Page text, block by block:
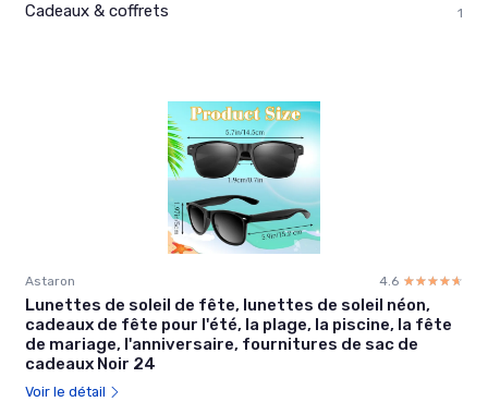
Cadeaux & coffrets 1
Astaron 4.6 ☆☆☆☆☆
★★★★★
Lunettes de soleil de fête, lunettes de soleil néon,
cadeaux de fête pour l'été, la plage, la piscine, la fête
de mariage, l'anniversaire, fournitures de sac de
cadeaux Noir 24
Voir le détail